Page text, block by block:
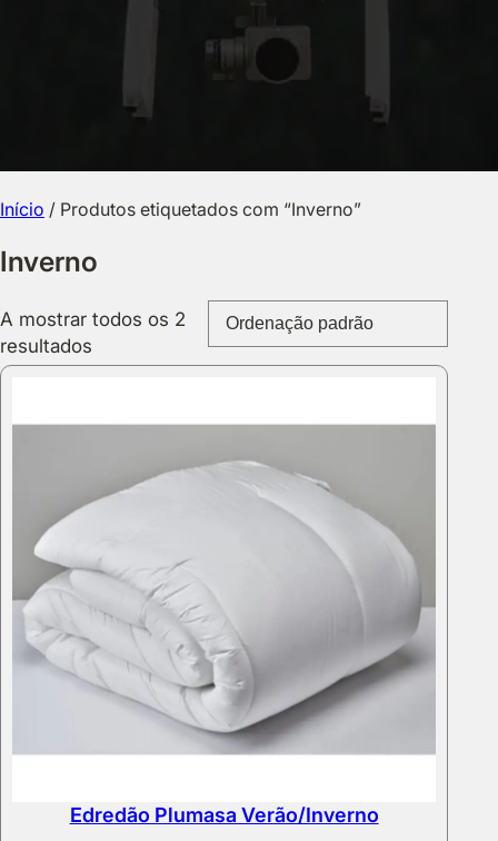
Início / Produtos etiquetados com “Inverno”
Inverno
A mostrar todos os 2
resultados
Edredão Plumasa Verão/Inverno